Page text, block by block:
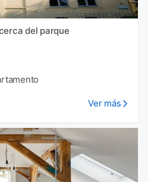
del parque
Ver más